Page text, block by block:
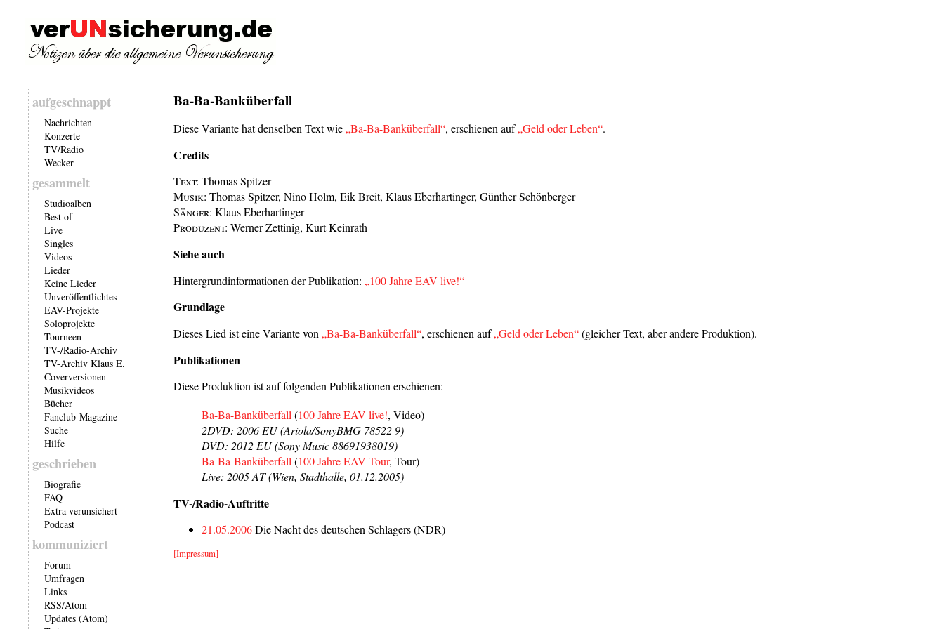
aufgeschnappt
Nachrichten
Konzerte
TV/Radio
Wecker
gesammelt
Studioalben
Best of
Live
Singles
Videos
Lieder
Keine Lieder
Unveröffentlichtes
EAV-Projekte
Soloprojekte
Tourneen
TV-/Radio-Archiv
TV-Archiv Klaus E.
Coverversionen
Musikvideos
Bücher
Fanclub-Magazine
Suche
Hilfe
geschrieben
Biografie
FAQ
Extra verunsichert
Podcast
kommuniziert
Forum
Umfragen
Links
RSS/Atom
Updates (Atom)
Ba-Ba-Banküberfall
Diese Variante hat denselben Text wie „Ba-Ba-Banküberfall“, erschienen auf„Geld oder Leben“.
Credits
Text: Thomas Spitzer
Musik: Thomas Spitzer, Nino Holm, Eik Breit, Klaus Eberhartinger, Günther Schönberger
Sänger: Klaus Eberhartinger
Produzent: Werner Zettinig, Kurt Keinrath
Siehe auch
Hintergrundinformationen der Publikation: „100 Jahre EAV live!“
Grundlage
Dieses Lied ist eine Variante von „Ba-Ba-Banküberfall“, erschienen auf„Geld oder Leben“(gleicher Text, aber andere Produktion).
Publikationen
Diese Produktion ist auf folgenden Publikationen erschienen:
Ba-Ba-Banküberfall (100 Jahre EAV live!, Video)
2DVD: 2006 EU (Ariola/SonyBMG 78522 9)
DVD: 2012 EU (Sony Music 88691938019)
Ba-Ba-Banküberfall (100 Jahre EAV Tour, Tour)
Live: 2005 AT (Wien, Stadthalle, 01.12.2005)
TV-/Radio-Auftritte
21.05.2006Die Nacht des deutschen Schlagers (NDR)
[Impressum]